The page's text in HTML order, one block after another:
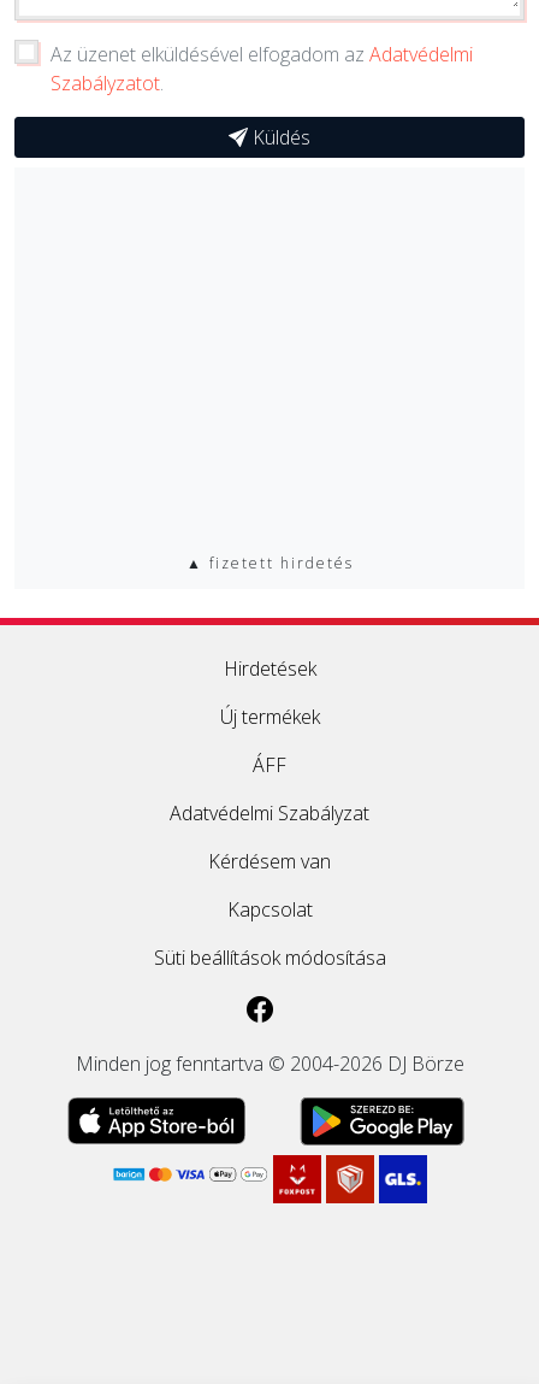
Az üzenet elküldésével elfogadom az Adatvédelmi
Szabályzatot.
Küldés
▲ fizetett hirdetés
Hirdetések
Új termékek
ÁFF
Adatvédelmi Szabályzat
Kérdésem van
Kapcsolat
Süti beállítások módosítása
Minden jog fenntartva © 2004-2026 DJ Börze